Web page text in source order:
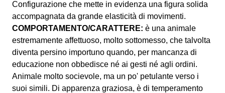
Configurazione che mette in evidenza una figura solida
accompagnata da grande elasticità di movimenti.
COMPORTAMENTO/CARATTERE: è una animale
estremamente affettuoso, molto sottomesso, che talvolta
diventa persino importuno quando, per mancanza di
educazione non obbedisce né ai gesti né agli ordini.
Animale molto socievole, ma un po' petulante verso i
suoi simili. Di apparenza graziosa, è di temperamento